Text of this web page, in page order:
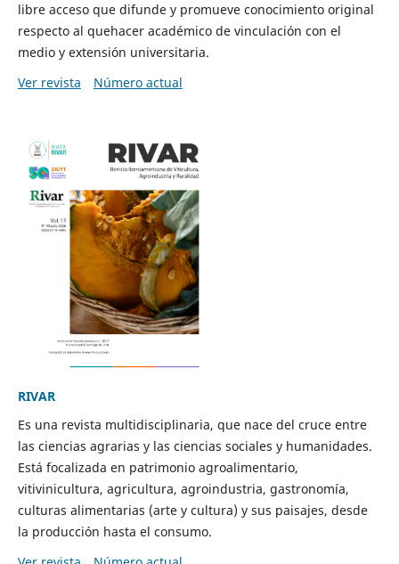
libre acceso que difunde y promueve conocimiento original
respecto al quehacer académico de vinculación con el
medio y extensión universitaria.
Ver revista
Número actual
RIVAR
Es una revista multidisciplinaria, que nace del cruce entre
las ciencias agrarias y las ciencias sociales y humanidades.
Está focalizada en patrimonio agroalimentario,
vitivinicultura, agricultura, agroindustria, gastronomía,
culturas alimentarias (arte y cultura) y sus paisajes, desde
la producción hasta el consumo.